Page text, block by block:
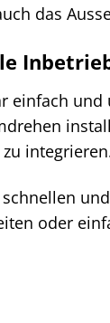
das
einfach
zu
oder